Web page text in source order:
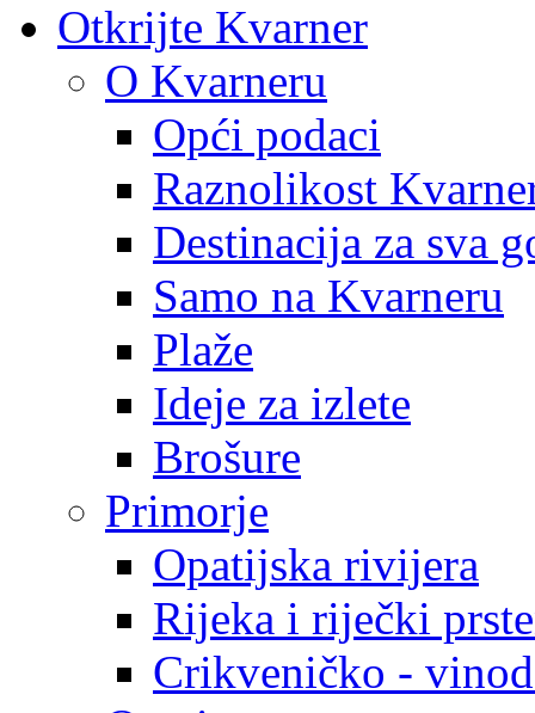
Otkrijte Kvarner
O Kvarneru
Opći podaci
Raznolikost
Destinacija za sva
Samo na Kvarneru
Plaže
Ideje za izlete
Brošure
Primorje
Opatijska rivijera
Rijeka i riječki
Crikveničko -